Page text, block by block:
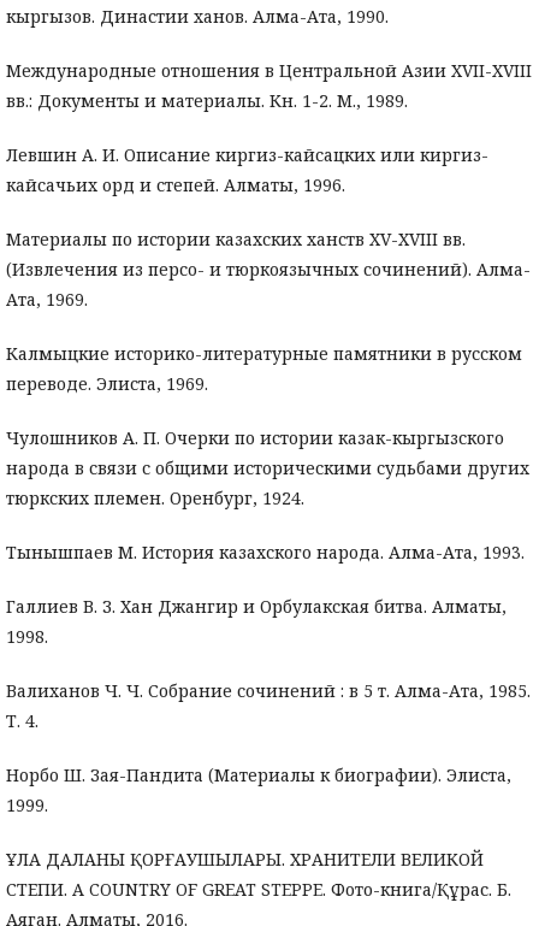
кыргызов. Династии ханов. Алма-Ата, 1990.
Международные отношения в Центральной Азии XVII-XVIII
вв.: Документы и материалы. Кн. 1-2. М., 1989.
Левшин А. И. Описание киргиз-кайсацких или киргиз-
кайсачьих орд и степей. Алматы, 1996.
Материалы по истории казахских ханств XV-XVIII вв.
(Извлечения из персо- и тюркоязычных сочинений). Алма-
Ата, 1969.
Калмыцкие историко-литературные памятники в русском
переводе. Элиста, 1969.
Чулошников А. П. Очерки по истории казак-кыргызского
народа в связи с общими историческими судьбами других
тюркских племен. Оренбург, 1924.
Тынышпаев М. История казахского народа. Алма-Ата, 1993.
Галлиев В. З. Xан Джангир и Орбулакская битва. Алматы,
1998.
Валиханов Ч. Ч. Собрание сочинений : в 5 т. Алма-Ата, 1985.
Т. 4.
Норбо Ш. Зая-Пандита (Материалы к биографии). Элиста,
1999.
ҰЛА ДАЛАНЫҢ ҚОРҒАУШЫЛАРЫ. ХРАНИТЕЛИ ВЕЛИКОЙ
СТЕПИ. A COUNTRY OF GREAT STEPPE. Фото-книга/Құрас. Б.
Аяган. Алматы, 2016.